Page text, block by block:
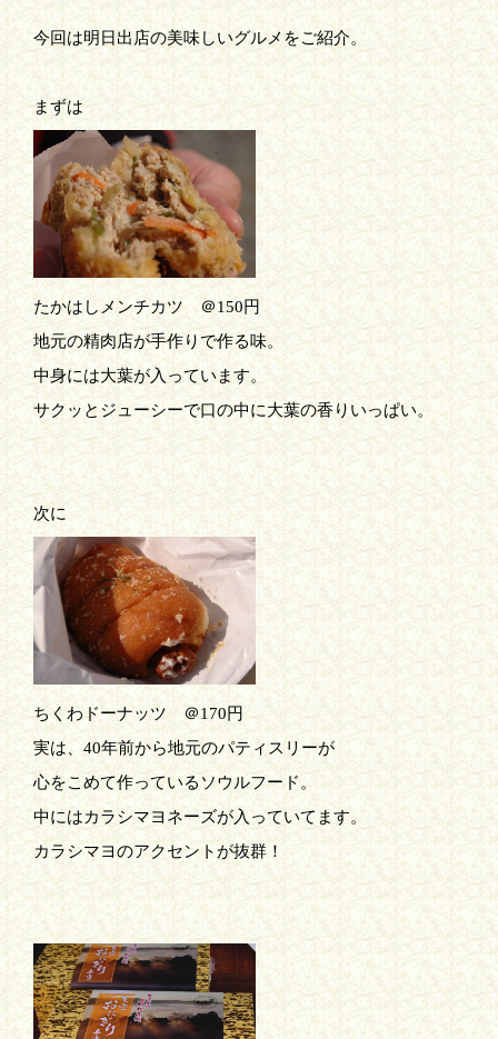
今回は明日出店の美味しいグルメをご紹介。
まずは
たかはしメンチカツ ＠150円
地元の精肉店が手作りで作る味。
中身には大葉が入っています。
サクッとジューシーで口の中に大葉の香りいっぱい。
次に
ちくわドーナッツ ＠170円
実は、40年前から地元のパティスリーが
心をこめて作っているソウルフード。
中にはカラシマヨネーズが入っていてます。
カラシマヨのアクセントが抜群！